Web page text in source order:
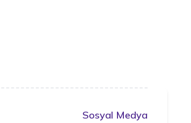
Sosyal Medya